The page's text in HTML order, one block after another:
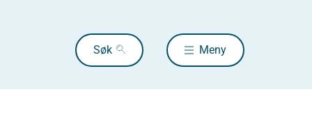
Søk Meny